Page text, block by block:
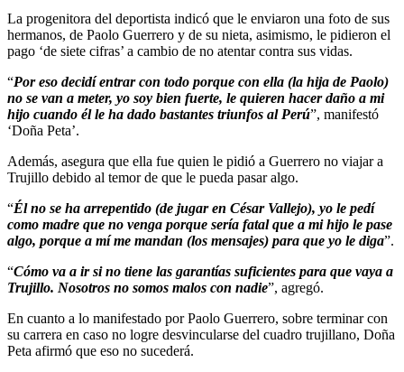
La progenitora del deportista indicó que le enviaron una foto de sus
hermanos, de Paolo Guerrero y de su nieta, asimismo, le pidieron el
pago ‘de siete cifras’ a cambio de no atentar contra sus vidas.
“Por eso decidí entrar con todo porque con ella (la hija de Paolo)
no se van a meter, yo soy bien fuerte, le quieren hacer daño a mi
hijo cuando él le ha dado bastantes triunfos al Perú”, manifestó
‘Doña Peta’.
Además, asegura que ella fue quien le pidió a Guerrero no viajar a
Trujillo debido al temor de que le pueda pasar algo.
“Él no se ha arrepentido (de jugar en César Vallejo), yo le pedí
como madre que no venga porque sería fatal que a mi hijo le pase
algo, porque a mí me mandan (los mensajes) para que yo le diga”.
“Cómo va a ir si no tiene las garantías suficientes para que vaya a
Trujillo. Nosotros no somos malos con nadie”, agregó.
En cuanto a lo manifestado por Paolo Guerrero, sobre terminar con
su carrera en caso no logre desvincularse del cuadro trujillano, Doña
Peta afirmó que eso no sucederá.